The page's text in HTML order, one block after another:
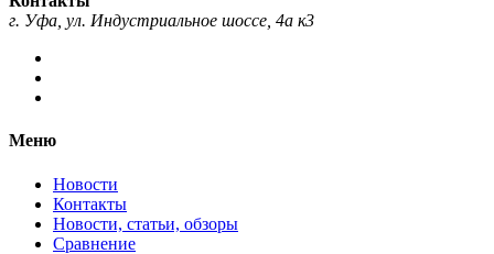
г. Уфа, ул. Индустриальное шоссе, 4а к3
Меню
Новости
Контакты
Новости, статьи, обзоры
Сравнение